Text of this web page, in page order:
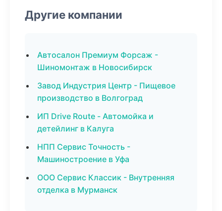
Другие компании
Автосалон Премиум Форсаж -
Шиномонтаж в Новосибирск
Завод Индустрия Центр - Пищевое
производство в Волгоград
ИП Drive Route - Автомойка и
детейлинг в Калуга
НПП Сервис Точность -
Машиностроение в Уфа
ООО Сервис Классик - Внутренняя
отделка в Мурманск